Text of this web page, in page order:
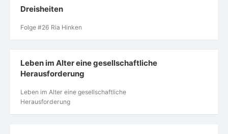
Dreisheiten
Folge #26 Ria Hinken
Leben im Alter eine gesellschaftliche
Herausforderung
Leben im Alter eine gesellschaftliche
Herausforderung